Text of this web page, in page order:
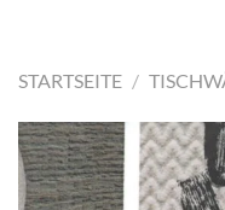
STARTSEITE /